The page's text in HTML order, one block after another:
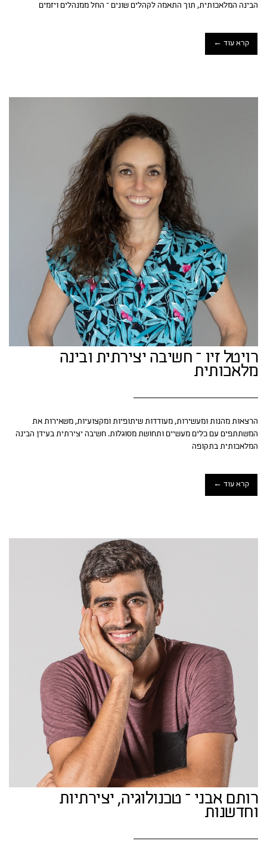
הבינה המלאכותית, תוך התאמה לקהלים שונים – החל ממנהלים ויזמים
קרא עוד ←
רויטל זיו – חשיבה יצירתית ובינה
מלאכותית
הרצאות מהנות ומעשירות, מעודדות שיתופיות ומקצועיות, משאירות את
המשתתפים עם כלים מעשיים ותחושת מסוגלות. חשיבה יצירתית בעידן הבינה
המלאכותית בתקופה
קרא עוד ←
רותם אבני – טכנולוגיה, יצירתיות
וחדשנות